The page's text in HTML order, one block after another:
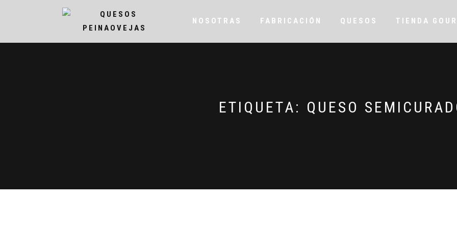
NOSOTRAS FABRICACIÓN QUESOS TIENDA
ETIQUETA: QUESO